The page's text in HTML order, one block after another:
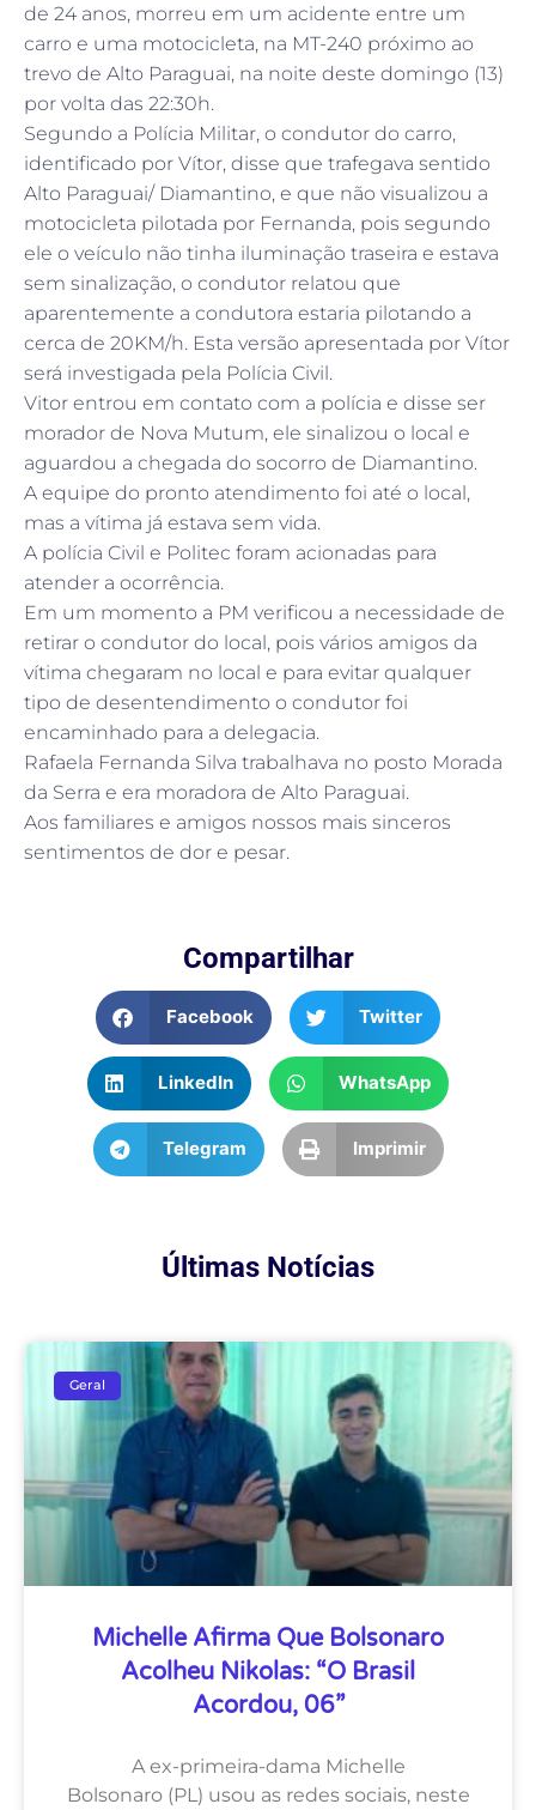
de 24 anos, morreu em um acidente entre um
carro e uma motocicleta, na MT-240 próximo ao
trevo de Alto Paraguai, na noite deste domingo (13)
por volta das 22:30h.
Segundo a Polícia Militar, o condutor do carro,
identificado por Vítor, disse que trafegava sentido
Alto Paraguai/ Diamantino, e que não visualizou a
motocicleta pilotada por Fernanda, pois segundo
ele o veículo não tinha iluminação traseira e estava
sem sinalização, o condutor relatou que
aparentemente a condutora estaria pilotando a
cerca de 20KM/h. Esta versão apresentada por Vítor
será investigada pela Polícia Civil.
Vitor entrou em contato com a polícia e disse ser
morador de Nova Mutum, ele sinalizou o local e
aguardou a chegada do socorro de Diamantino.
A equipe do pronto atendimento foi até o local,
mas a vítima já estava sem vida.
A polícia Civil e Politec foram acionadas para
atender a ocorrência.
Em um momento a PM verificou a necessidade de
retirar o condutor do local, pois vários amigos da
vítima chegaram no local e para evitar qualquer
tipo de desentendimento o condutor foi
encaminhado para a delegacia.
Rafaela Fernanda Silva trabalhava no posto Morada
da Serra e era moradora de Alto Paraguai.
Aos familiares e amigos nossos mais sinceros
sentimentos de dor e pesar.
Compartilhar
Facebook Twitter
LinkedIn WhatsApp
Telegram Imprimir
Últimas Notícias
Geral
Michelle Afirma Que Bolsonaro
Acolheu Nikolas: “O Brasil
Acordou, 06”
A ex-primeira-dama Michelle
Bolsonaro (PL) usou as redes sociais, neste